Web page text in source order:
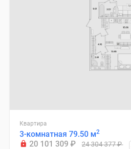
Квартира
3-комнатная 79.50 м2
20 101 309 ₽ 24 304 377₽